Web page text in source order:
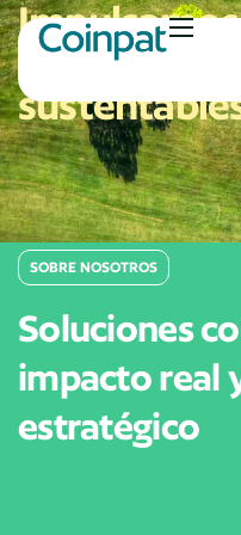
Impulsamos
proyecto
sustentable
SOBRE NOSOTROS
Soluciones
impactoreal
estratégico